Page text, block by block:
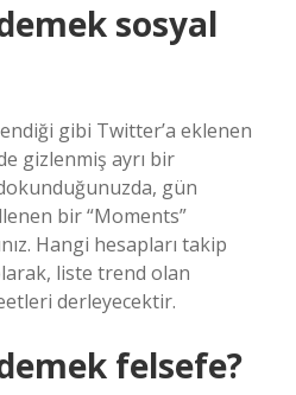
sosyal
gibi Twitter’a eklenen
gizlenmiş ayrı bir
gün
bir “Moments”
Hangi hesapları takip
liste trend olan
derleyecektir.
felsefe?